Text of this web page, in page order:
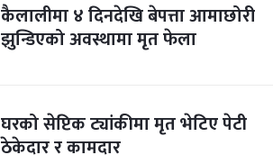
कैलालीमा ४ दिनदेखि बेपत्ता आमाछोरी
झुन्डिएको अवस्थामा मृत फेला
घरको सेप्टिक ट्यांकीमा मृत भेटिए पेटी
ठेकेदार र कामदार